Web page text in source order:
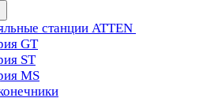
станции ATTEN
GT
ST
MS